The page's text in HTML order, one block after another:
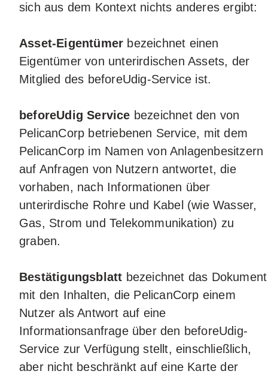
sich aus dem Kontext nichts anderes ergibt:
Asset-Eigentümer bezeichnet einen
Eigentümer von unterirdischen Assets, der
Mitglied des beforeUdig-Service ist.
beforeUdig Service bezeichnet den von
PelicanCorp betriebenen Service, mit dem
PelicanCorp im Namen von Anlagenbesitzern
auf Anfragen von Nutzern antwortet, die
vorhaben, nach Informationen über
unterirdische Rohre und Kabel (wie Wasser,
Gas, Strom und Telekommunikation) zu
graben.
Bestätigungsblatt bezeichnet das Dokument
mit den Inhalten, die PelicanCorp einem
Nutzer als Antwort auf eine
Informationsanfrage über den beforeUdig-
Service zur Verfügung stellt, einschließlich,
aber nicht beschränkt auf eine Karte der